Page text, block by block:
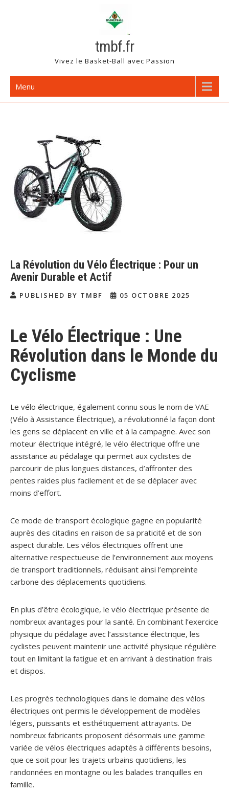
tmbf.fr
Vivez le Basket-Ball avec Passion
Menu
La Révolution du Vélo Électrique : Pour un
Avenir Durable et Actif
PUBLISHED BY TMBF 05 OCTOBRE 2025
Le Vélo Électrique : Une
Révolution dans le Monde du
Cyclisme
Le vélo électrique, également connu sous le nom de VAE
(Vélo à Assistance Électrique), a révolutionné la façon dont
les gens se déplacent en ville et à la campagne. Avec son
moteur électrique intégré, le vélo électrique offre une
assistance au pédalage qui permet aux cyclistes de
parcourir de plus longues distances, d’affronter des
pentes raides plus facilement et de se déplacer avec
moins d’effort.
Ce mode de transport écologique gagne en popularité
auprès des citadins en raison de sa praticité et de son
aspect durable. Les vélos électriques offrent une
alternative respectueuse de l’environnement aux moyens
de transport traditionnels, réduisant ainsi l’empreinte
carbone des déplacements quotidiens.
En plus d’être écologique, le vélo électrique présente de
nombreux avantages pour la santé. En combinant l’exercice
physique du pédalage avec l’assistance électrique, les
cyclistes peuvent maintenir une activité physique régulière
tout en limitant la fatigue et en arrivant à destination frais
et dispos.
Les progrès technologiques dans le domaine des vélos
électriques ont permis le développement de modèles
légers, puissants et esthétiquement attrayants. De
nombreux fabricants proposent désormais une gamme
variée de vélos électriques adaptés à différents besoins,
que ce soit pour les trajets urbains quotidiens, les
randonnées en montagne ou les balades tranquilles en
famille.